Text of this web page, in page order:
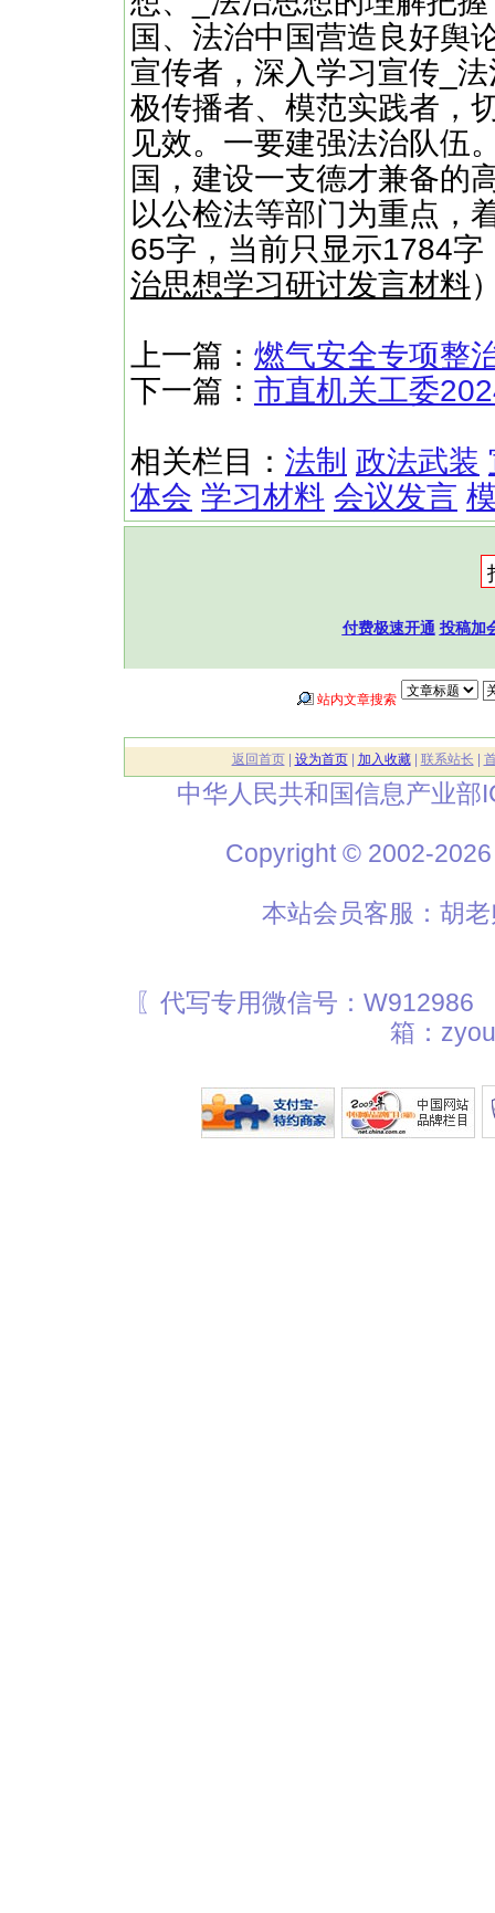
国、法治中国营造良好舆
宣传者，深入学习宣传_
极传播者、模范实践者，
见效。一要建强法治队伍
国，建设一支德才兼备的
以公检法等部门为重点
65字，当前只显示1784
治思想学习研讨发言材料
上一篇： 燃气安全专项整
下一篇： 市直机关工委
相关栏目： 法制 政法武装
体会 学习材料 会议发言
付费极速开通 投稿加
站内文章搜索
返回首页| 设为首页| 加入收藏| 联系站长
中华人民共和国信息产业部
Copyright © 2002-
本站会员客服：胡
〖代写专用微信号：
箱：